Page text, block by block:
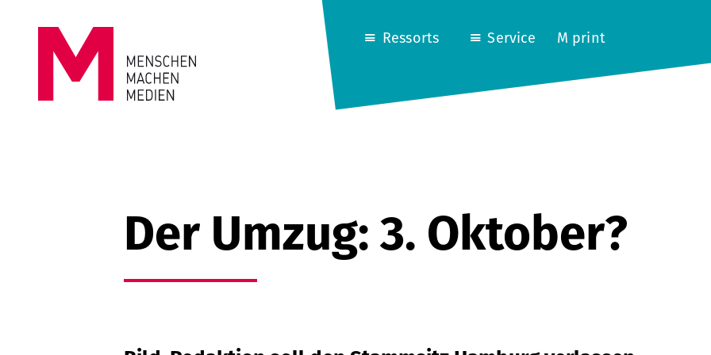
MEDIEN
Ressorts Service M print
Der Umzug: 3. Oktober?